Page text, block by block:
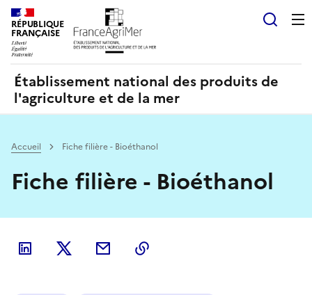
RÉPUBLIQUE
FRANÇAISE
Établissement national des produits de
l'agriculture et de la mer
Accueil Fiche filière - Bioéthanol
Fiche filière - Bioéthanol
Panneau de gestion des cookies